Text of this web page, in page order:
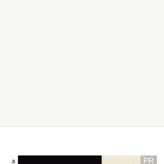
PR